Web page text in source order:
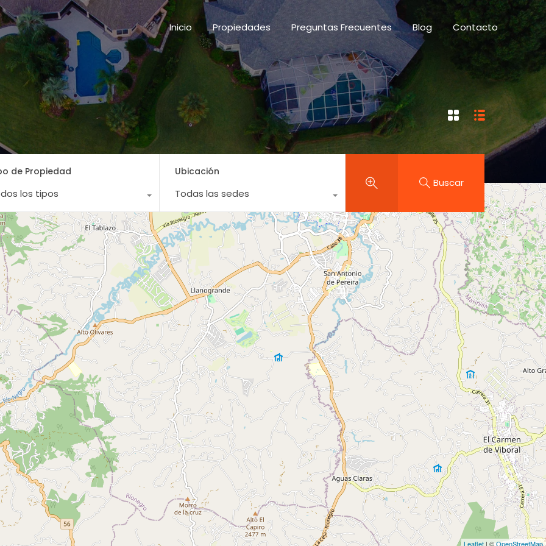
Inicio Propiedades Preguntas Frecuentes Blog Contacto
Inicio Propiedades Preguntas Frecuentes Blog Contacto
de Propiedad
los tipos
Ubicación
Todas las sedes
Buscar
Leaflet | ©OpenStreetMap